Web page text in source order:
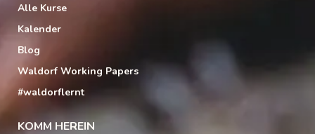
Alle Kurse
Kalender
Blog
Waldorf Working Papers
#waldorflernt
KOMM HEREIN